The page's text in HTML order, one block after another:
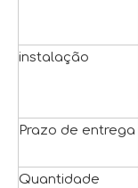
instalação
Prazo de entrega
Quantidade